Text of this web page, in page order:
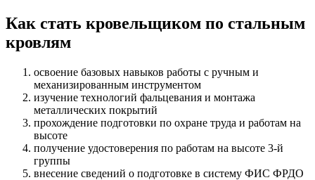
Как стать кровельщиком по стальным
кровлям
освоение базовых навыков работы с ручным и
механизированным инструментом
изучение технологий фальцевания и монтажа
металлических покрытий
прохождение подготовки по охране труда и работам на
высоте
получение удостоверения по работам на высоте 3-й
группы
внесение сведений о подготовке в систему ФИС ФРДО